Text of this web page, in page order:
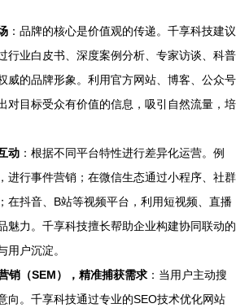
：品牌的核心是价值观的传递。千享科技建议
行业白皮书、深度案例分析、专家访谈、科普
威的品牌形象。利用官方网站、博客、公众号
对目标受众有价值的信息，吸引自然流量，培
动 ：根据不同平台特性进行差异化运营。例
进行事件营销；在微信生态通过小程序、社群
在抖音、B站等视频平台，利用短视频、直播
魅力。千享科技擅长帮助企业构建协同联动的
用户沉淀。
销（SEM），精准捕获需求 ：当用户主动搜
向。千享科技通过专业的SEO技术优化网站